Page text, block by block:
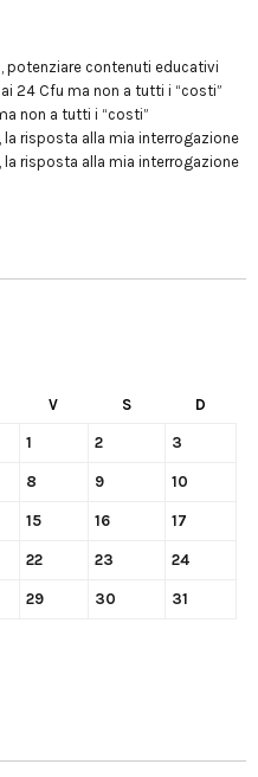
potenziare contenuti educativi
24 Cfu ma non a tutti i “costi”
non a tutti i “costi”
la risposta alla mia interrogazione
la risposta alla mia interrogazione
V S D
1 2 3
8 9 10
15 16 17
22 23 24
29 30 31